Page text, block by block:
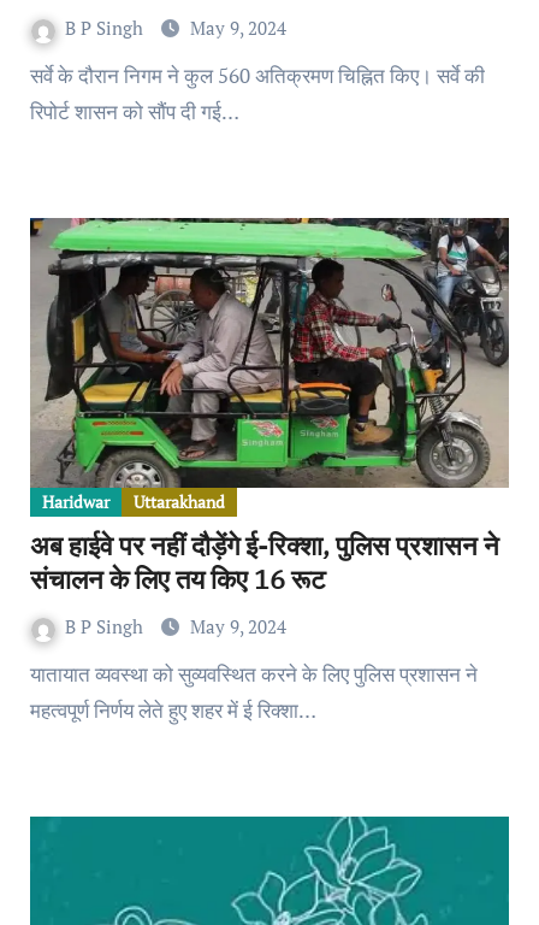
B P Singh May 9, 2024
सर्वे के दौरान निगम ने कुल 560 अतिक्रमण चिह्नित किए। सर्वे की
रिपोर्ट शासन को सौंप दी गई…
Haridwar Uttarakhand
अब हाईवे पर नहीं दौड़ेंगे ई-रिक्शा, पुलिस प्रशासन ने
संचालन के लिए तय किए 16 रूट
B P Singh May 9, 2024
यातायात व्यवस्था को सुव्यवस्थित करने के लिए पुलिस प्रशासन ने
महत्वपूर्ण निर्णय लेते हुए शहर में ई रिक्शा…